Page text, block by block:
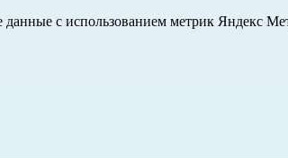
с использованием метрик Яндекс